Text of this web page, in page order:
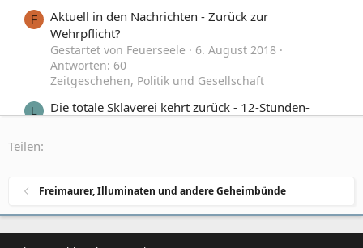
F
Aktuell in den Nachrichten - Zurück zur
Wehrpflicht?
Gestartet von Feuerseele
6. August 2018
Antworten: 60
Zeitgeschehen, Politik und Gesellschaft
L
Die totale Sklaverei kehrt zurück - 12-Stunden-
Zurück in die Zukunft
Gestartet von Aragon70
20. Oktober 2015
Antworten: 41
Teilen:
Freimaurer, Illuminaten und andere Geheimbünde